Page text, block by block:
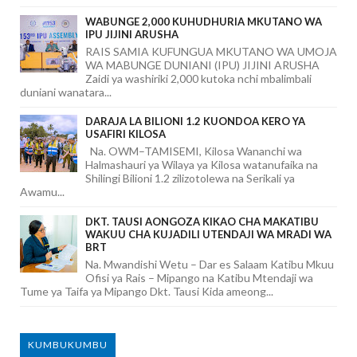
WABUNGE 2,000 KUHUDHURIA MKUTANO WA
IPU JIJINI ARUSHA
RAIS SAMIA KUFUNGUA MKUTANO WA UMOJA
WA MABUNGE DUNIANI (IPU) JIJINI ARUSHA
Zaidi ya washiriki 2,000 kutoka nchi mbalimbali
duniani wanatara...
DARAJA LA BILIONI 1.2 KUONDOA KERO YA
USAFIRI KILOSA
Na. OWM–TAMISEMI, Kilosa Wananchi wa
Halmashauri ya Wilaya ya Kilosa watanufaika na
Shilingi Bilioni 1.2 zilizotolewa na Serikali ya
Awamu...
DKT. TAUSI AONGOZA KIKAO CHA MAKATIBU
WAKUU CHA KUJADILI UTENDAJI WA MRADI WA
BRT
Na. Mwandishi Wetu – Dar es Salaam Katibu Mkuu
Ofisi ya Rais – Mipango na Katibu Mtendaji wa
Tume ya Taifa ya Mipango Dkt. Tausi Kida ameong...
KUMBUKUMBU